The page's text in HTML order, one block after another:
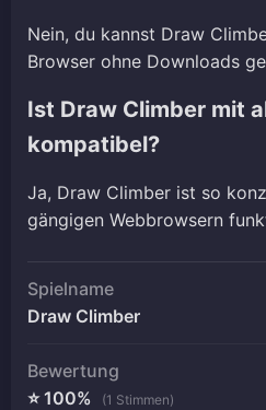
Nein, du kannst Draw
Browser ohne Downloads
Ist Draw Climber mit
kompatibel?
Ja, Draw Climber ist so
gängigen Webbrowsern
Spielname
Draw Climber
Bewertung
⭐ 100%
(1 Stimmen)